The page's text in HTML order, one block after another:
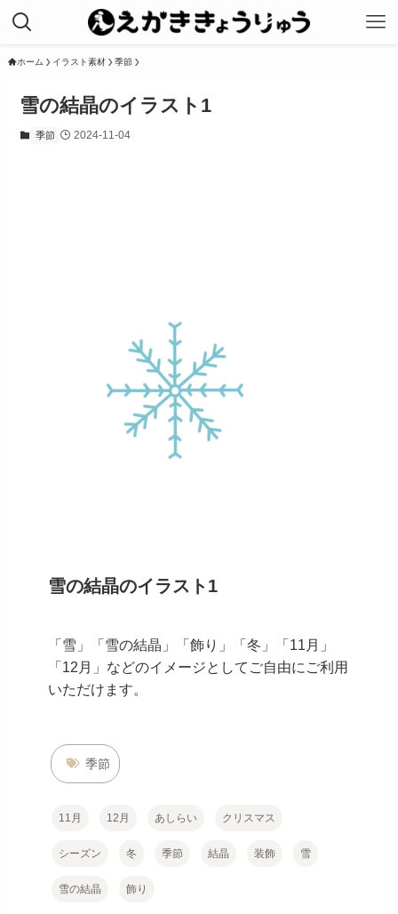
ホーム イラスト素材 季節
雪の結晶のイラスト1
季節 2024-11-04
雪の結晶のイラスト1
「雪」「雪の結晶」「飾り」「冬」「11月」
「12月」などのイメージとしてご自由にご利用
いただけます。
季節
11月 12月 あしらい クリスマス
シーズン 冬 季節 結晶 装飾 雪
雪の結晶 飾り